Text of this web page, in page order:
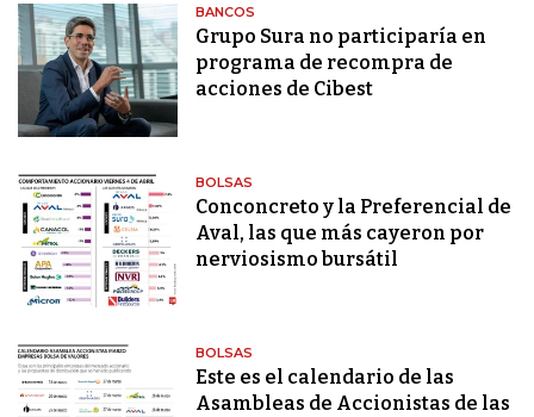
BANCOS
Grupo Sura no participaría en
programa de recompra de
acciones de Cibest
BOLSAS
Conconcreto y la Preferencial de
Aval, las que más cayeron por
nerviosismo bursátil
BOLSAS
Este es el calendario de las
Asambleas de Accionistas de las